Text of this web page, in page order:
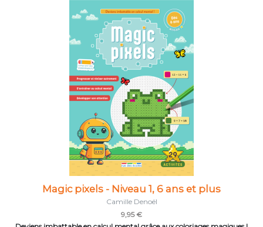
Magic pixels - Niveau 1, 6 ans et plus
Camille Denoël
9,95 €